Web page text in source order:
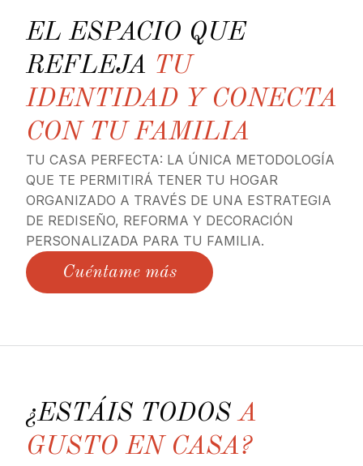
EL ESPACIO QUE
REFLEJA TU
IDENTIDAD Y CONECTA
CON TU FAMILIA
TU CASA PERFECTA: LA ÚNICA METODOLOGÍA
QUE TE PERMITIRÁ TENER TU HOGAR
ORGANIZADO A TRAVÉS DE UNA ESTRATEGIA
DE REDISEÑO, REFORMA Y DECORACIÓN
PERSONALIZADA PARA TU FAMILIA.
Cuéntame más
¿ESTÁIS TODOSA
GUSTO EN CASA?